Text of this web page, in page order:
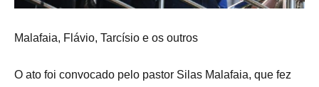
Malafaia, Flávio, Tarcísio e os outros
O ato foi convocado pelo pastor Silas Malafaia, que fez